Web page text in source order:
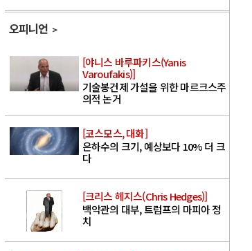
오피니언
[야니스 바루파키스(Yanis
Varoufakis)]
기술봉건제 가설을 위한 마르크스주
의적 논거
[코스모스, 대화]
은하수의 크기, 예상보다 10% 더 크
다
[크리스 헤지스(Chris Hedges)]
백악관의 대부, 트럼프의 마피아 정
치